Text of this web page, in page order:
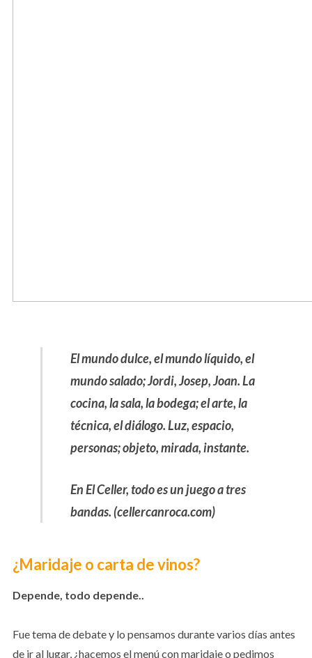
El mundo dulce, el mundo líquido, el
mundo salado; Jordi, Josep, Joan. La
cocina, la sala, la bodega; el arte, la
técnica, el diálogo. Luz, espacio,
personas; objeto, mirada, instante.
En El Celler, todo es un juego a tres
bandas. (cellercanroca.com)
¿Maridaje o carta de vinos?
Depende, todo depende..
Fue tema de debate y lo pensamos durante varios días antes
de ir al lugar, ¿hacemos el menú con maridaje o pedimos